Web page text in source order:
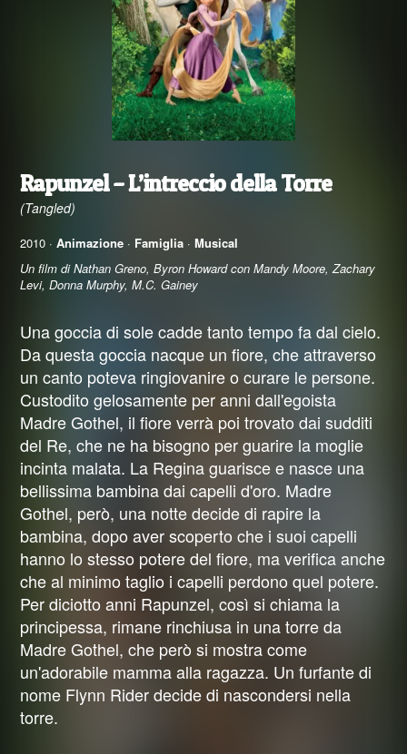
Rapunzel – L’intreccio della Torre
(Tangled)
2010 · Animazione · Famiglia ·Musical
Un film di Nathan Greno, Byron Howard con Mandy Moore, Zachary
Levi, Donna Murphy, M.C. Gainey
Una goccia di sole cadde tanto tempo fa dal cielo.
Da questa goccia nacque un fiore, che attraverso
un canto poteva ringiovanire o curare le persone.
Custodito gelosamente per anni dall'egoista
Madre Gothel, il fiore verrà poi trovato dai sudditi
del Re, che ne ha bisogno per guarire la moglie
incinta malata. La Regina guarisce e nasce una
bellissima bambina dai capelli d'oro. Madre
Gothel, però, una notte decide di rapire la
bambina, dopo aver scoperto che i suoi capelli
hanno lo stesso potere del fiore, ma verifica anche
che al minimo taglio i capelli perdono quel potere.
Per diciotto anni Rapunzel, così si chiama la
principessa, rimane rinchiusa in una torre da
Madre Gothel, che però si mostra come
un'adorabile mamma alla ragazza. Un furfante di
nome Flynn Rider decide di nascondersi nella
torre.